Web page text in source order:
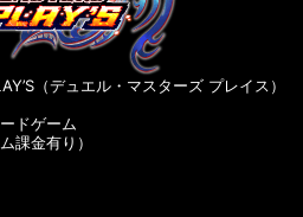
（デュエル・マスターズ プレイス）
ドゲーム
課金有り）